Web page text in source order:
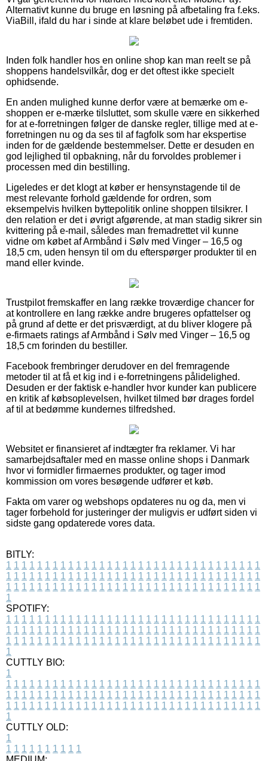
Alternativt kunne du bruge en løsning på afbetaling fra f.eks.
ViaBill, ifald du har i sinde at klare beløbet ude i fremtiden.
Inden folk handler hos en online shop kan man reelt se på
shoppens handelsvilkår, dog er det oftest ikke specielt
ophidsende.
En anden mulighed kunne derfor være at bemærke om e-
shoppen er e-mærke tilsluttet, som skulle være en sikkerhed
for at e-forretningen følger de danske regler, tillige med at e-
forretningen nu og da ses til af fagfolk som har ekspertise
inden for de gældende bestemmelser. Dette er desuden en
god lejlighed til opbakning, når du forvoldes problemer i
processen med din bestilling.
Ligeledes er det klogt at køber er hensynstagende til de
mest relevante forhold gældende for ordren, som
eksempelvis hvilken byttepolitik online shoppen tilsikrer. I
den relation er det i øvrigt afgørende, at man stadig sikrer sin
kvittering på e-mail, således man fremadrettet vil kunne
vidne om købet af Armbånd i Sølv med Vinger – 16,5 og
18,5 cm, uden hensyn til om du efterspørger produkter til en
mand eller kvinde.
Trustpilot fremskaffer en lang række troværdige chancer for
at kontrollere en lang række andre brugeres opfattelser og
på grund af dette er det prisværdigt, at du bliver klogere på
e-firmaets ratings af Armbånd i Sølv med Vinger – 16,5 og
18,5 cm forinden du bestiller.
Facebook frembringer derudover en del fremragende
metoder til at få et kig ind i e-forretningens pålidelighed.
Desuden er der faktisk e-handler hvor kunder kan publicere
en kritik af købsoplevelsen, hvilket tilmed bør drages fordel
af til at bedømme kundernes tilfredshed.
Websitet er finansieret af indtægter fra reklamer. Vi har
samarbejdsaftaler med en masse online shops i Danmark
hvor vi formidler firmaernes produkter, og tager imod
kommission om vores besøgende udfører et køb.
Fakta om varer og webshops opdateres nu og da, men vi
tager forbehold for justeringer der muligvis er udført siden vi
sidste gang opdaterede vores data.
BITLY:
1 1 1 1 1 1 1 1 1 1 1 1 1 1 1 1 1 1 1 1 1 1 1 1 1 1 1 1 1 1 1 1 1
1 1 1 1 1 1 1 1 1 1 1 1 1 1 1 1 1 1 1 1 1 1 1 1 1 1 1 1 1 1 1 1 1
1 1 1 1 1 1 1 1 1 1 1 1 1 1 1 1 1 1 1 1 1 1 1 1 1 1 1 1 1 1 1 1 1
1
SPOTIFY:
1 1 1 1 1 1 1 1 1 1 1 1 1 1 1 1 1 1 1 1 1 1 1 1 1 1 1 1 1 1 1 1 1
1 1 1 1 1 1 1 1 1 1 1 1 1 1 1 1 1 1 1 1 1 1 1 1 1 1 1 1 1 1 1 1 1
1 1 1 1 1 1 1 1 1 1 1 1 1 1 1 1 1 1 1 1 1 1 1 1 1 1 1 1 1 1 1 1 1
1
CUTTLY BIO:
1
1 1 1 1 1 1 1 1 1 1 1 1 1 1 1 1 1 1 1 1 1 1 1 1 1 1 1 1 1 1 1 1 1
1 1 1 1 1 1 1 1 1 1 1 1 1 1 1 1 1 1 1 1 1 1 1 1 1 1 1 1 1 1 1 1 1
1 1 1 1 1 1 1 1 1 1 1 1 1 1 1 1 1 1 1 1 1 1 1 1 1 1 1 1 1 1 1 1 1
1
CUTTLY OLD:
1
1 1 1 1 1 1 1 1 1 1